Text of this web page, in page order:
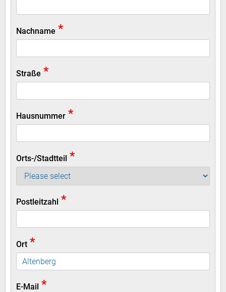
Nachname *
Straße *
Hausnummer *
Orts-/Stadtteil *
Postleitzahl *
Ort *
E-Mail *